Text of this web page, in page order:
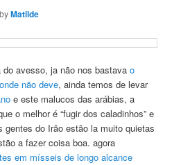
byMatilde
avesso, ja não nos bastava o
não deve, ainda temos de levar
e este malucos das arábias, a
o melhor é “fugir dos caladinhos” e
gentes do Irão estão la muito quietas
a fazer coisa boa. agora
em mísseis de longo alcance